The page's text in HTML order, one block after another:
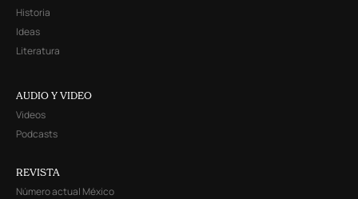
Historia
Ideas
Literatura
AUDIO Y VIDEO
Videos
Podcasts
REVISTA
Número actual México